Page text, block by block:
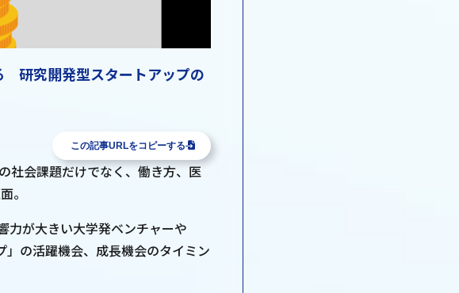
研究開発型スタートアップの
この記事URLをコピーする
社会課題だけでなく、働き方、医
。
力が大きい大学発ベンチャーや
の活躍機会、成長機会のタイミン